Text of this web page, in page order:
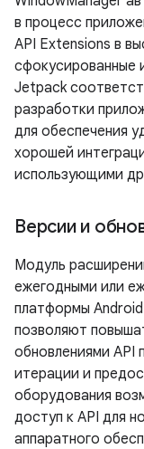
в процесс
API Extensions в
сфокусированные
Jetpack
разработки
для обеспечения
хорошей
использующими
Версии и
Модуль
ежегодными или
платформы
позволяют
обновлениями API
итерации и
оборудования
доступ к API для
аппаратного